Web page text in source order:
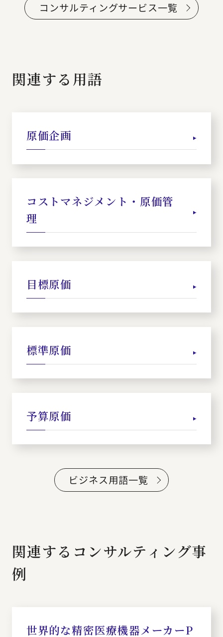
コンサルティングサービス一覧
関連する用語
原価企画
コストマネジメント・原価管
理
目標原価
標準原価
予算原価
ビジネス用語一覧
関連するコンサルティング事
例
世界的な精密医療機器メーカーP